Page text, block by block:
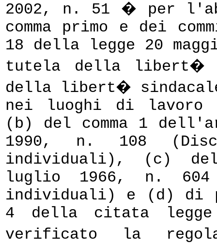
2002, n. 51 � per
comma primo e dei
18 della legge 20
tutela della libert�
della libert�
nei luoghi di lavoro
(b) del comma 1
1990, n. 108
individuali), (c)
luglio 1966, n. 604
individuali) e (d) di
4 della citata
verificato la